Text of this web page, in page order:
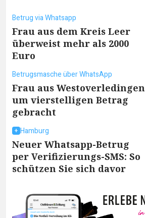
Betrug via Whatsapp
Frau aus dem Kreis Leer
überweist mehr als 2000
Euro
Betrugsmasche über WhatsApp
Frau aus Westoverledingen
um vierstelligen Betrag
gebracht
Hamburg
Neuer Whatsapp-Betrug
per Verifizierungs-SMS: So
schützen Sie sich davor